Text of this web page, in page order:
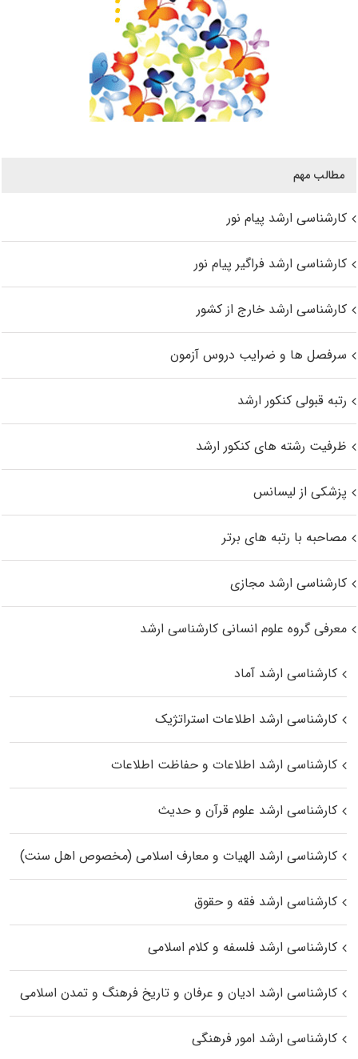
مطالب مهم
کارشناسی ارشد پیام نور
کارشناسی ارشد فراگیر پیام نور
کارشناسی ارشد خارج از کشور
سرفصل ها و ضرایب دروس آزمون
رتبه قبولی کنکور ارشد
ظرفیت رشته های کنکور ارشد
پزشکی از لیسانس
مصاحبه با رتبه های برتر
کارشناسی ارشد مجازی
معرفی گروه علوم انسانی کارشناسی ارشد
کارشناسی ارشد آماد
کارشناسی ارشد اطلاعات استراتژیک
کارشناسی ارشد اطلاعات و حفاظت اطلاعات
کارشناسی ارشد علوم قرآن و حدیث
کارشناسی ارشد الهیات و معارف اسلامی (مخصوص اهل سنت)
کارشناسی ارشد فقه و حقوق
کارشناسی ارشد فلسفه و کلام اسلامی
کارشناسی ارشد ادیان و عرفان و تاریخ فرهنگ و تمدن اسلامی
کارشناسی ارشد امور فرهنگی